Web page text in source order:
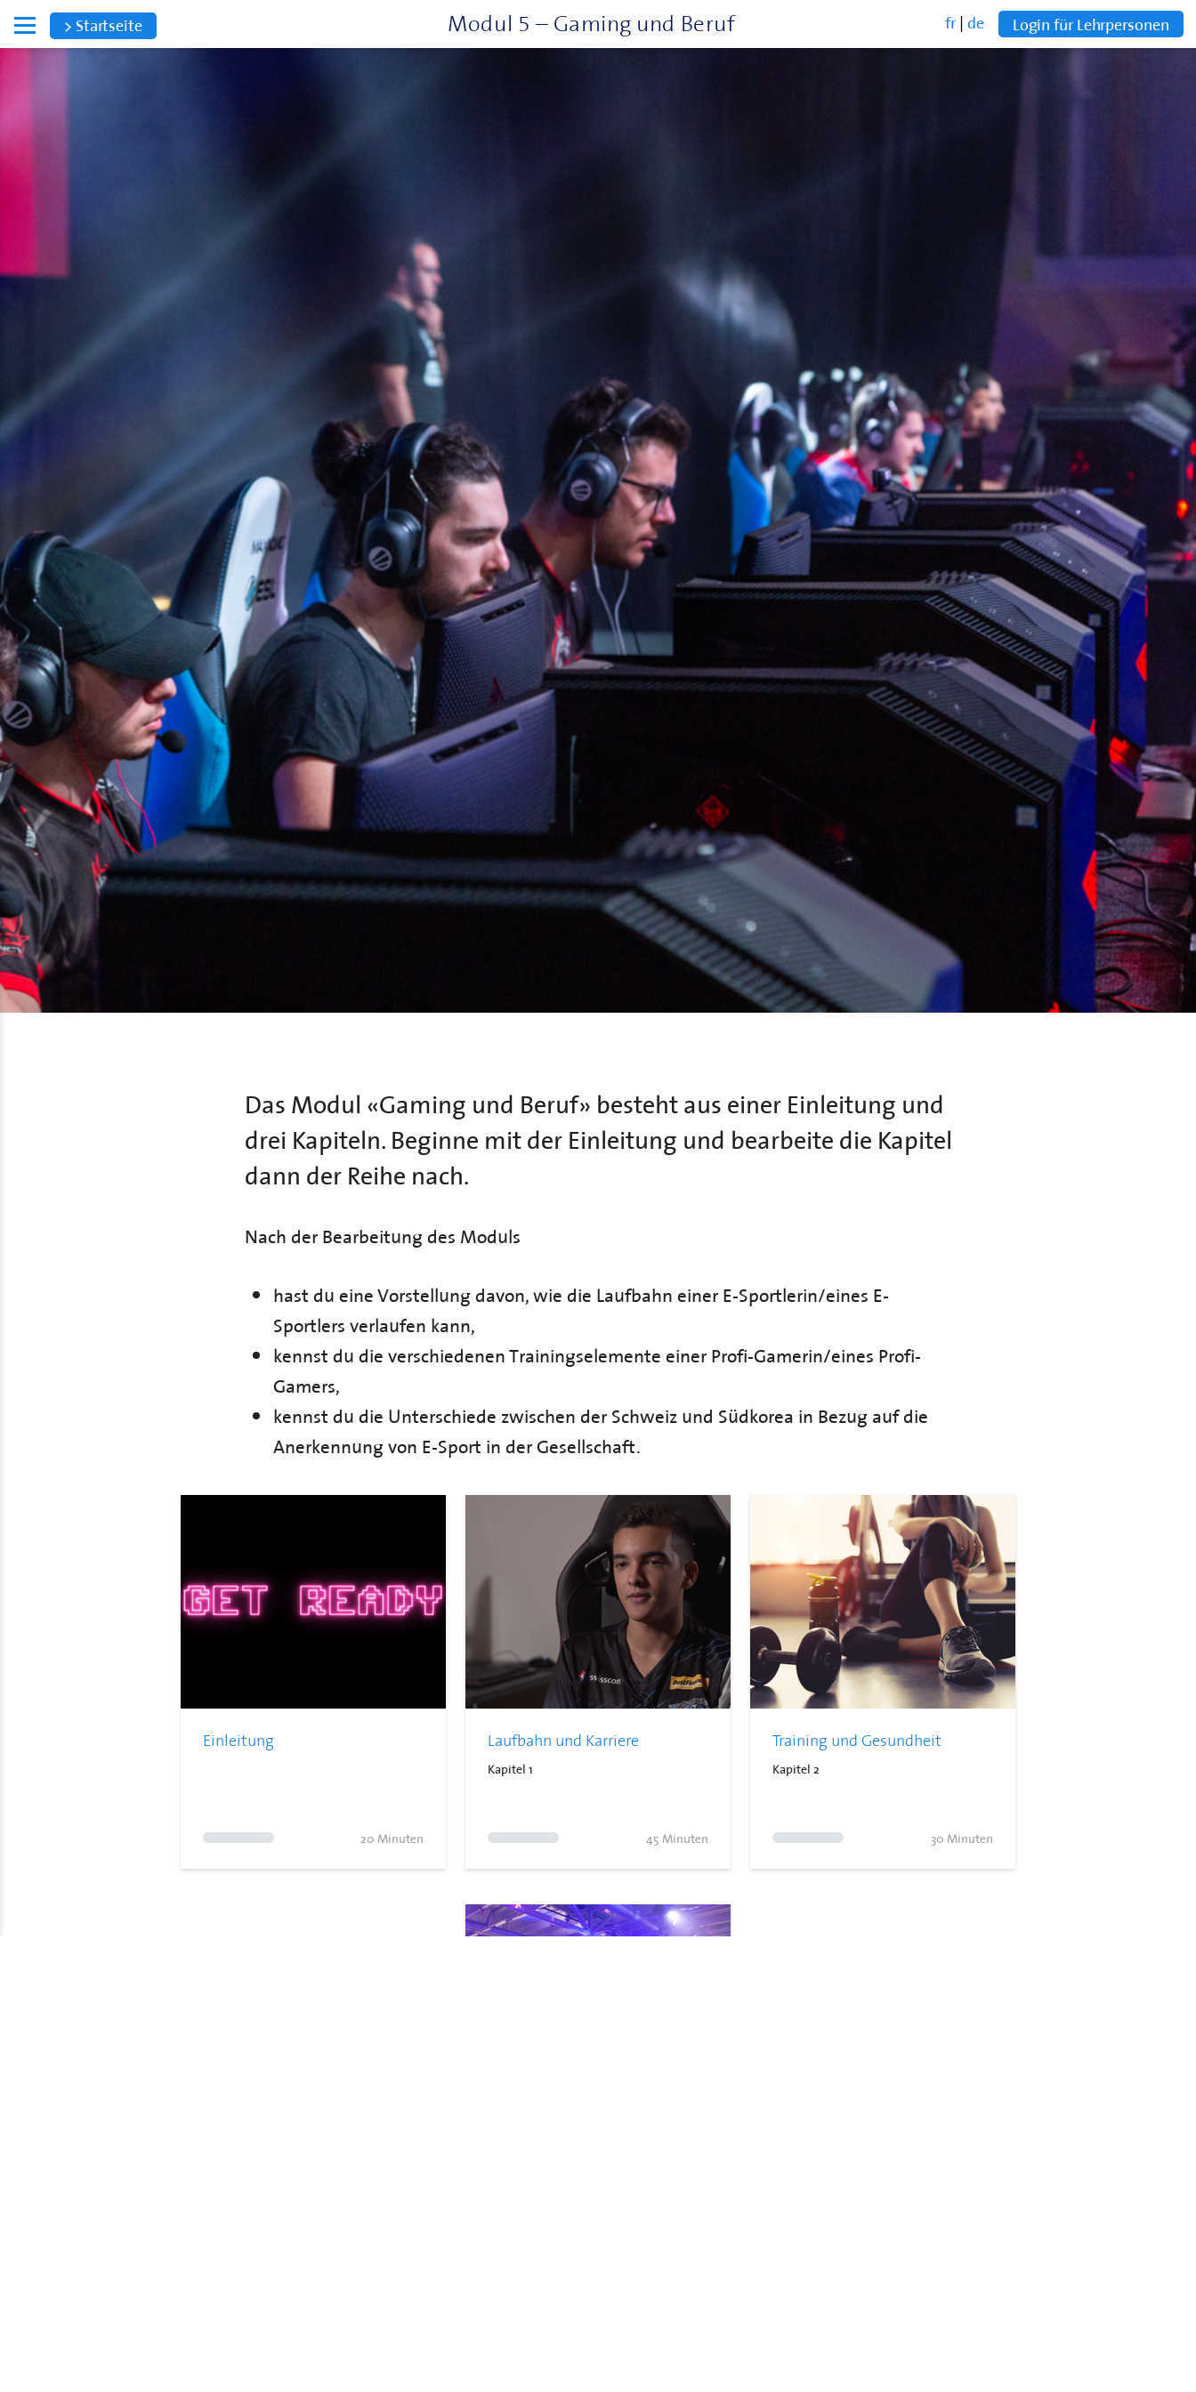
> Startseite Modul 5 – Gaming und Beruf fr| de Login für Lehrpersonen
Das Modul «Gaming und Beruf» besteht aus einer Einleitung und
drei Kapiteln. Beginne mit der Einleitung und bearbeite die Kapitel
dann der Reihe nach.
Nach der Bearbeitung des Moduls
hast du eine Vorstellung davon, wie die Laufbahn einer E-Sportlerin/eines E-
Sportlers verlaufen kann,
kennst du die verschiedenen Trainingselemente einer Profi-Gamerin/eines Profi-
Gamers,
kennst du die Unterschiede zwischen der Schweiz und Südkorea in Bezug auf die
Anerkennung von E-Sport in der Gesellschaft.
Einleitung
20 Minuten
Laufbahn und Karriere
Kapitel 1
45 Minuten
Training und Gesundheit
Kapitel 2
30 Minuten